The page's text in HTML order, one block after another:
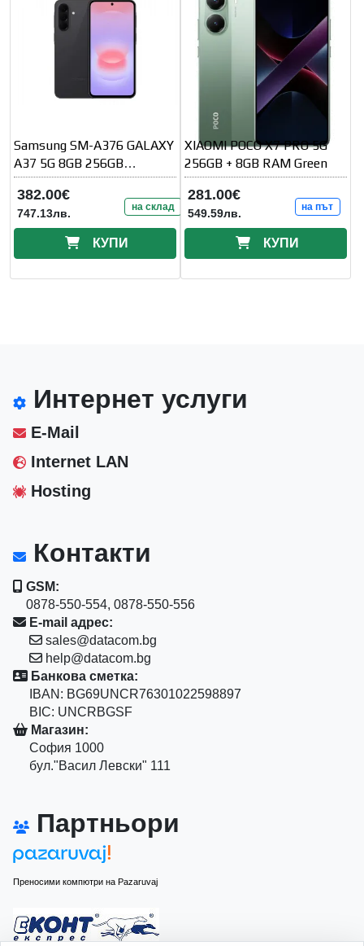
Samsung SM-A376 GALAXY
A37 5G 8GB 256GB
Awesome Charcoal
382.00€
747.13лв. на склад
КУПИ
XIAOMI POCO X7 PRO 5G
256GB + 8GB RAM Green
281.00€
549.59лв. на път
КУПИ
Интернет услуги
E-Mail
Internet LAN
Hosting
Контакти
GSM:
0878-550-554, 0878-550-556
E-mail адрес:
sales@datacom.bg
help@datacom.bg
Банкова сметка:
IBAN: BG69UNCR76301022598897
BIC: UNCRBGSF
Магазин:
София 1000
бул."Васил Левски" 111
Партньори
Преносими компютри на Pazaruvaj